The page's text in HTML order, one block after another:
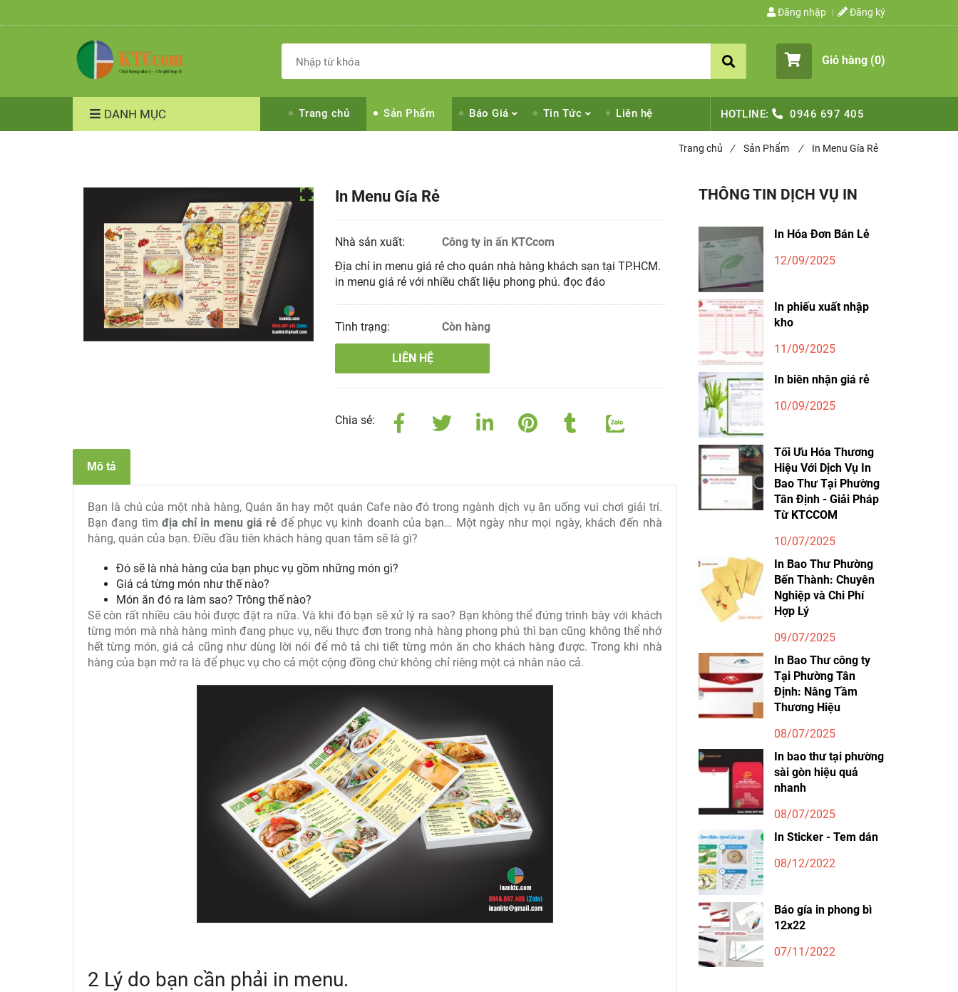
Đăng nhập Đăng ký
Giỏ hàng (0)
DANH MỤC Trang chủ Sản Phẩm Báo Giá Tin Tức Liên hệ HOTLINE: 0946 697 405
Trang chủ / Sản Phẩm / In Menu Gía Rẻ
In Menu Gía Rẻ
Nhà sản xuất:
Công ty in ấn KTCcom
Địa chỉ in menu giá rẻ cho quán nhà hàng khách sạn tại TP.HCM.
in menu giá rẻ với nhiều chất liệu phong phú. đọc đáo
Tình trạng: Còn hàng
LIÊN HỆ
Chia sẻ:
Mô tả
Bạn là chủ của một nhà hàng, Quán ăn hay một quán Cafe nào đó trong ngành dịch vụ ăn uống vui chơi giải trí.
Bạn đang tìm địa chỉ in menu giá rẻ để phục vụ kinh doanh của bạn… Một ngày như mọi ngày, khách đến nhà
hàng, quán của bạn. Điều đầu tiên khách hàng quan tâm sẽ là gì?
Đó sẽ là nhà hàng của bạn phục vụ gồm những món gì?
Giá cả từng món như thế nào?
Món ăn đó ra làm sao? Trông thế nào?
Sẽ còn rất nhiều câu hỏi được đặt ra nữa. Và khi đó bạn sẽ xử lý ra sao? Bạn không thể đứng trình bày với khách
từng món mà nhà hàng mình đang phục vụ, nếu thực đơn trong nhà hàng phong phú thì bạn cũng không thể nhớ
hết từng món, giá cả cũng như dùng lời nói để mô tả chi tiết từng món ăn cho khách hàng được. Trong khi nhà
hàng của bạn mở ra là để phục vụ cho cả một cộng đồng chứ không chỉ riêng một cá nhân nào cả.
2 Lý do bạn cần phải in menu.
THÔNG TIN DỊCH VỤ IN
In Hóa Đơn Bán Lẻ
12/09/2025
In phiếu xuất nhập
kho
11/09/2025
In biên nhận giá rẻ
10/09/2025
Tối Ưu Hóa Thương
Hiệu Với Dịch Vụ In
Bao Thư Tại Phường
Tân Định - Giải Pháp
Từ KTCCOM
10/07/2025
In Bao Thư Phường
Bến Thành: Chuyên
Nghiệp và Chi Phí
Hợp Lý
09/07/2025
In Bao Thư công ty
Tại Phường Tân
Định: Nâng Tầm
Thương Hiệu
08/07/2025
In bao thư tại phường
sài gòn hiệu quả
nhanh
08/07/2025
In Sticker - Tem dán
08/12/2022
Báo gía in phong bì
12x22
07/11/2022